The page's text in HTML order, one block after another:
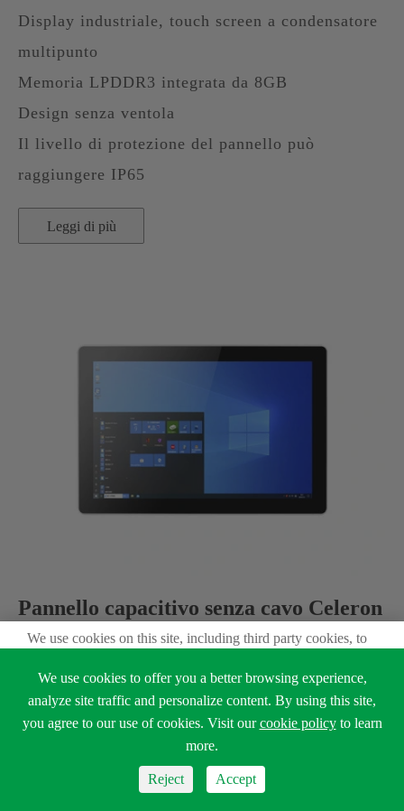
Display industriale, touch screen a condensatore
multipunto
Memoria LPDDR3 integrata da 8GB
Design senza ventola
Il livello di protezione del pannello può
raggiungere IP65
Leggi di più
Pannello capacitivo senza cavo Celeron
J1900 da 21.5 pollici
Intel®Processore Bay Trail J1900 2.0GHz
Display industriale, touch screen capacitivo
Memoria DDR3L da 4GB, supporto massimo
We use cookies on this site, including third party cookies, to
We use cookies to offer you a better browsing experience,
analyze site traffic and personalize content. By using this site,
you agree to our use of cookies. Visit ourcookie policyto learn
more.
Reject Accept